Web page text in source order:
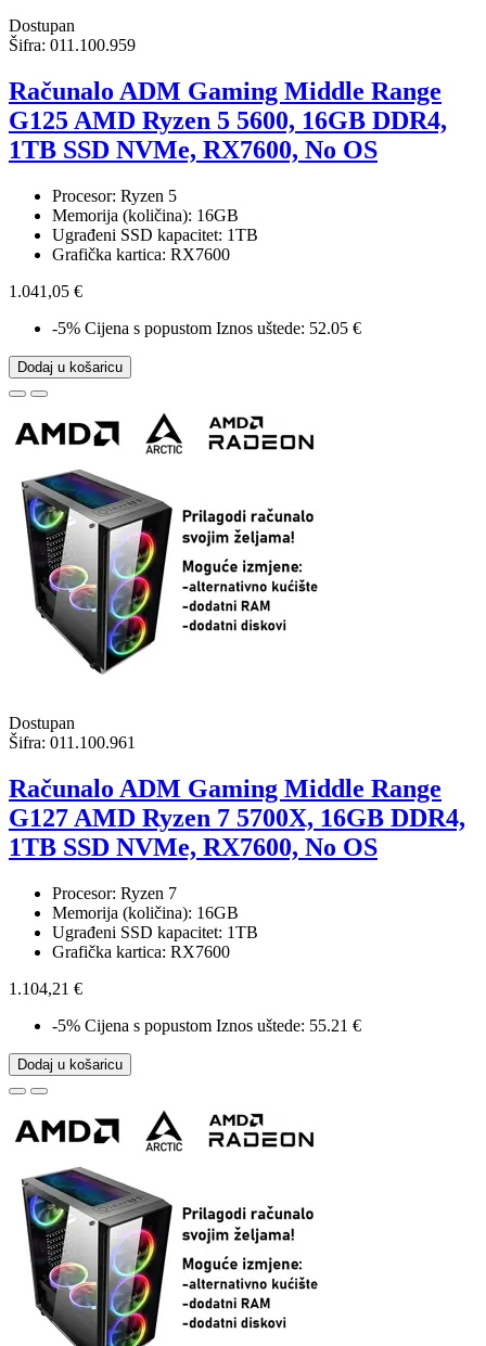
Dostupan
Šifra: 011.100.959
Računalo ADM Gaming Middle Range
G125 AMD Ryzen 5 5600, 16GB DDR4,
1TB SSD NVMe, RX7600, No OS
Procesor: Ryzen 5
Memorija (količina): 16GB
Ugrađeni SSD kapacitet: 1TB
Grafička kartica: RX7600
1.041,05 €
-5% Cijena s popustom Iznos uštede: 52.05 €
Dodaj u košaricu
Dostupan
Šifra: 011.100.961
Računalo ADM Gaming Middle Range
G127 AMD Ryzen 7 5700X, 16GB DDR4,
1TB SSD NVMe, RX7600, No OS
Procesor: Ryzen 7
Memorija (količina): 16GB
Ugrađeni SSD kapacitet: 1TB
Grafička kartica: RX7600
1.104,21 €
-5% Cijena s popustom Iznos uštede: 55.21 €
Dodaj u košaricu